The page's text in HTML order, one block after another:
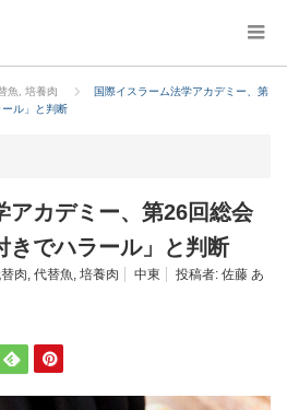
魚 培養肉
国際イスラーム法学アカデミー、第
ル」と判断
アカデミー、第26回総会
きでハラール」と判断
肉, 代替魚, 培養肉 中東 投稿者: 佐藤 あ